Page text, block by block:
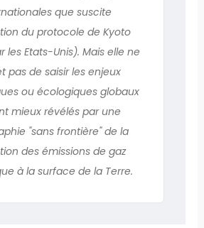
que suscite
du protocole de Kyoto
les Etats-Unis). Mais elle ne
pas de saisir les enjeux
ou écologiques globaux
mieux révélés par une
"sans frontière" de la
des émissions de gaz
à la surface de la Terre.